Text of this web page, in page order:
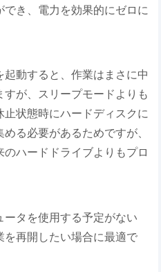
き、電力を効果的にゼロに
動すると、作業はまさに中
が、スリープモードよりも
状態時にハードディスクに
る必要があるためですが、
ハードドライブよりもプロ
タを使用する予定がない
再開したい場合に最適で